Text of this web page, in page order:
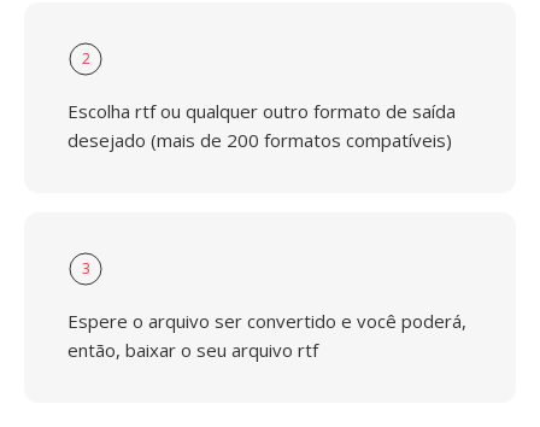
2
Escolha rtf ou qualquer outro formato de saída
desejado (mais de 200 formatos compatíveis)
3
Espere o arquivo ser convertido e você poderá,
então, baixar o seu arquivo rtf